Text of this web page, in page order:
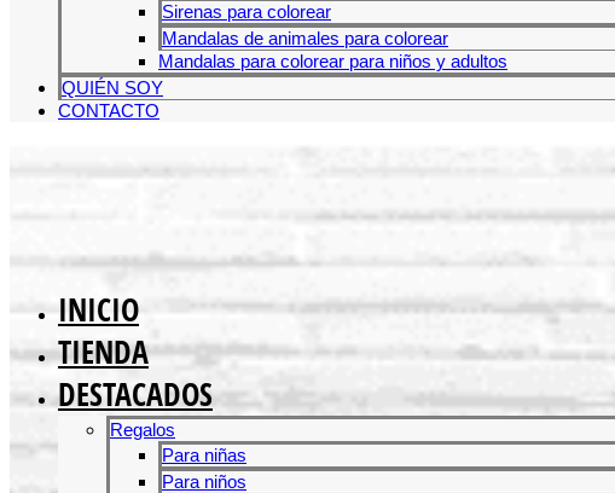
Sirenas para colorear
Mandalas de animales para colorear
Mandalas para colorear para niños y adultos
QUIÉN SOY
CONTACTO
INICIO
TIENDA
DESTACADOS
Regalos
Para niñas
Para niños